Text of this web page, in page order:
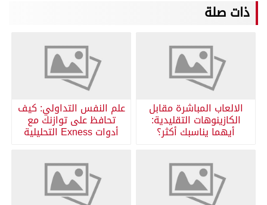
ذات صلة
الالعاب المباشرة مقابل
الكازينوهات التقليدية:
أيهما يناسبك أكثر؟
علم النفس التداولي: كيف
تحافظ على توازنك مع
أدوات Exness التحليلية